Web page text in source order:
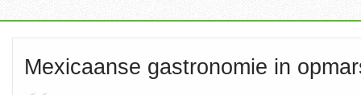
Mexicaanse gastronomie in